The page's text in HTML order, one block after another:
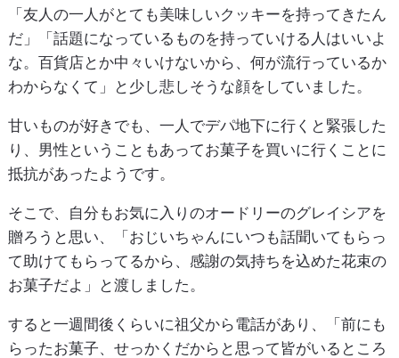
「友人の一人がとても美味しいクッキーを持ってきたん
だ」「話題になっているものを持っていける人はいいよ
な。百貨店とか中々いけないから、何が流行っているか
わからなくて」と少し悲しそうな顔をしていました。
甘いものが好きでも、一人でデパ地下に行くと緊張した
り、男性ということもあってお菓子を買いに行くことに
抵抗があったようです。
そこで、自分もお気に入りのオードリーのグレイシアを
贈ろうと思い、「おじいちゃんにいつも話聞いてもらっ
て助けてもらってるから、感謝の気持ちを込めた花束の
お菓子だよ」と渡しました。
すると一週間後くらいに祖父から電話があり、「前にも
らったお菓子、せっかくだからと思って皆がいるところ